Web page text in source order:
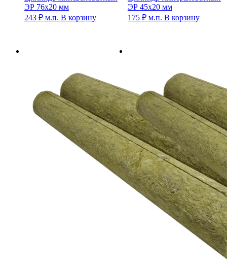
ЭР 76х20 мм
243 ₽ м.п. В корзину
ЭР 45х20 мм
175 ₽ м.п. В корзину